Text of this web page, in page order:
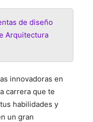
de diseño
Arquitectura
innovadoras en
carrera que te
habilidades y
un gran